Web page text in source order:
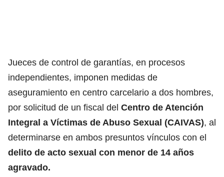
Jueces de control de garantías, en procesos
independientes, imponen medidas de
aseguramiento en centro carcelario a dos hombres,
por solicitud de un fiscal del Centro de Atención
Integral a Víctimas de Abuso Sexual (CAIVAS), al
determinarse en ambos presuntos vínculos con el
delito de acto sexual con menor de 14 años
agravado.